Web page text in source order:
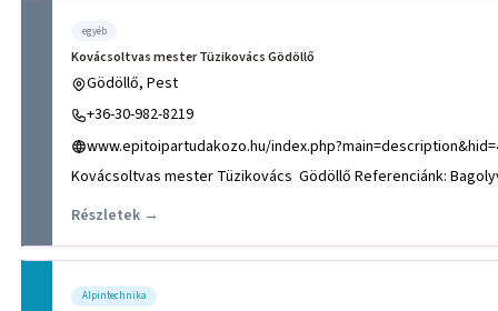
egyéb
Kovácsoltvas mester Tüzikovács Gödöllő
Gödöllő, Pest
+36-30-982-8219
www.epitoipartudakozo.hu/
Részletek →
Alpintechnika